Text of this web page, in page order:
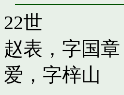
22世
赵表，字国章
爱，字梓山